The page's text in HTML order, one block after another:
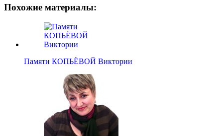
Похожие материалы:
Памяти КОПЬЁВОЙ Виктории